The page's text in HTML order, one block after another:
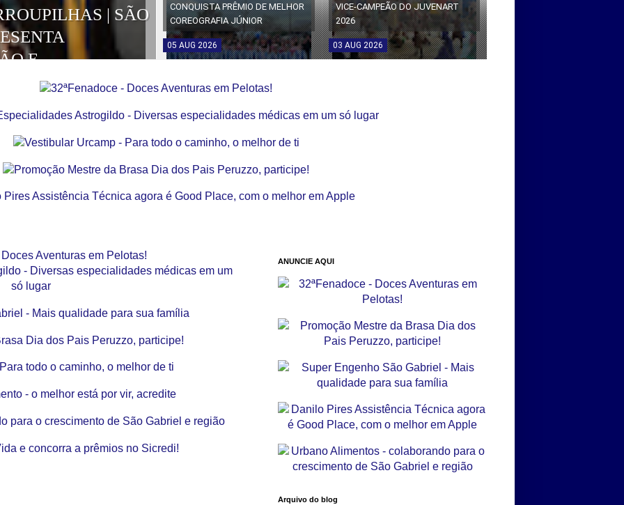
| SÃO
E
DA EDIÇÃO
CONQUISTA PRÊMIO DE MELHOR
COREOGRAFIA JÚNIOR
05 AUG 2026
VICE-CAMPEÃO DO JUVENART
2026
03 AUG 2026
ANUNCIE AQUI
Arquivo do blog